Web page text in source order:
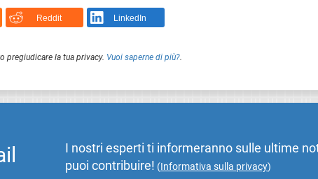
Reddit LinkedIn
pregiudicare la tua privacy. Vuoi saperne di più?.
I nostri esperti ti informeranno sulle ultime
puoi contribuire! (Informativa sulla privacy)